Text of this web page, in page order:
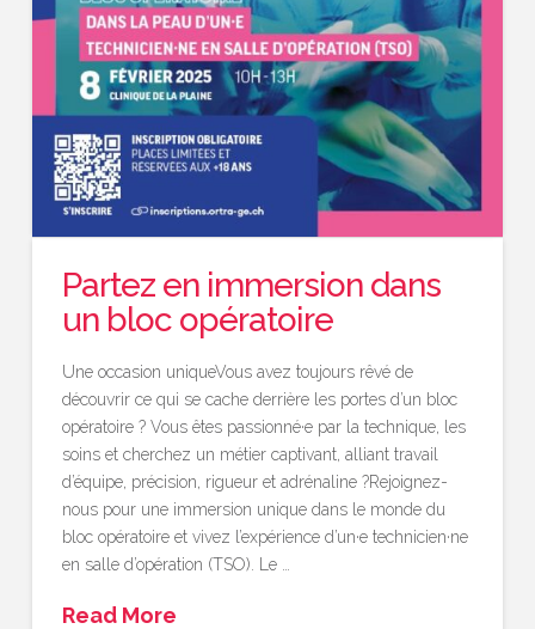
Partez en immersion dans
un bloc opératoire
Une occasion uniqueVous avez toujours rêvé de
découvrir ce qui se cache derrière les portes d’un bloc
opératoire ? Vous êtes passionné·e par la technique, les
soins et cherchez un métier captivant, alliant travail
d’équipe, précision, rigueur et adrénaline ?Rejoignez-
nous pour une immersion unique dans le monde du
bloc opératoire et vivez l’expérience d’un·e technicien·ne
en salle d’opération (TSO). Le …
Read More